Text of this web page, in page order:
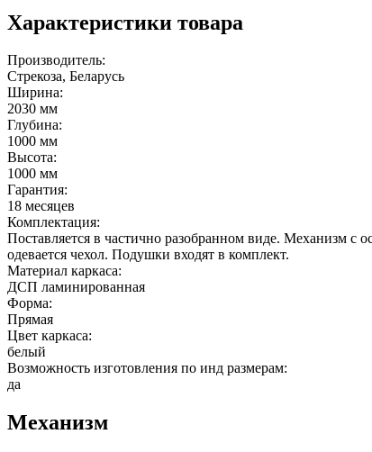
Характеристики товара
Производитель:
Стрекоза, Беларусь
Ширина:
2030 мм
Глубина:
1000 мм
Высота:
1000 мм
Гарантия:
18 месяцев
Комплектация:
Поставляется в частично разобранном виде. Механизм с
одевается чехол. Подушки входят в комплект.
Материал каркаса:
ДСП ламинированная
Форма:
Прямая
Цвет каркаса:
белый
Возможность изготовления по инд размерам:
да
Механизм